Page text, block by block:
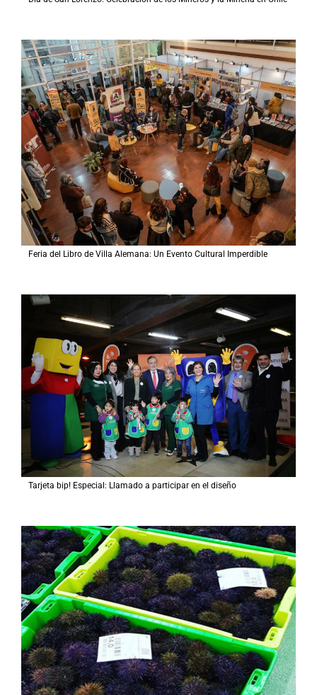
Feria del Libro de Villa Alemana: Un Evento Cultural Imperdible
Tarjeta bip! Especial: Llamado a participar en el diseño